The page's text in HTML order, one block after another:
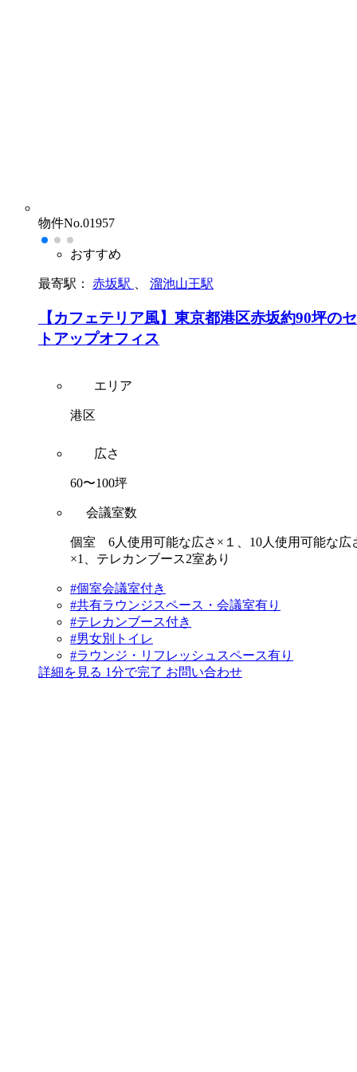
物件No.01957
おすすめ
最寄駅： 赤坂駅 溜池山王駅
【カフェテリア風】東京都港区赤坂約90坪の
トアップオフィス
エリア
港区
広さ
60〜100坪
会議室数
個室 6人使用可能な広さ×１、10人使用可能な広
×1、テレカンブース2室あり
#個室会議室付き
#共有ラウンジスペース・会議室有り
#テレカンブース付き
#男女別トイレ
#ラウンジ・リフレッシュスペース有り
詳細を見る 1分で完了 お問い合わせ